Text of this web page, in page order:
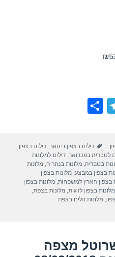
– קרית שמונה 08/02/2018
T
gr
a
m
eתגיות
דילים בצפון בינואר,דילים בצפון
לטבריה בפברואר,דילים למלונות
בטבריה,מלונות בנהריה,מלונות
בצפון במבצע,מלונות בצפון
בצפון הארץ למשפחות,מלונות בצפון
מלונות בצפון לזוגות,מלונות בצפת,
,מלונות זולים בצפת
מצפה